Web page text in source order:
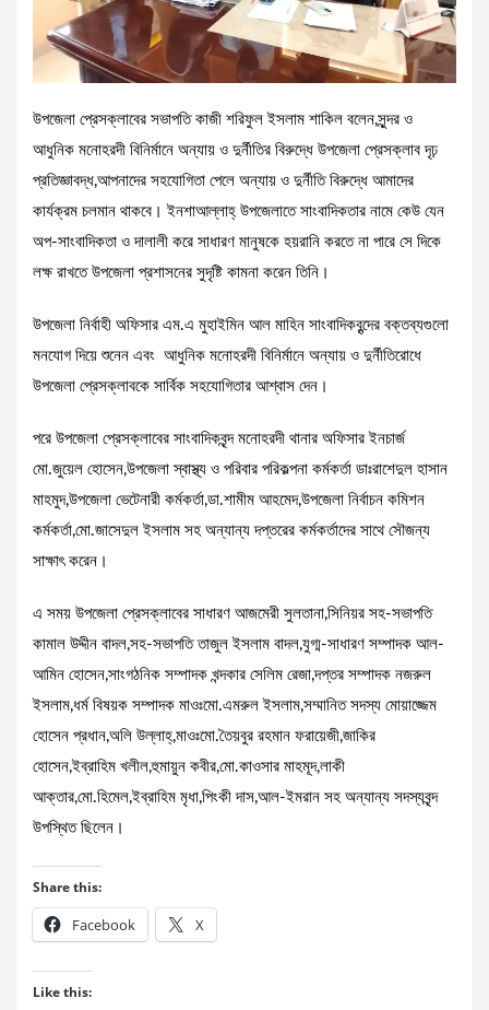
উপজেলা প্রেসক্লাবের সভাপতি কাজী শরিফুল ইসলাম শাকিল বলেন,সুন্দর ও
আধুনিক মনোহরদী বিনির্মানে অন্যায় ও দুর্নীতির বিরুদ্ধে উপজেলা প্রেসক্লাব দৃঢ়
প্রতিজ্ঞাবদ্ধ,আপনাদের সহযোগিতা পেলে অন্যায় ও দুর্নীতি বিরুদ্ধে আমাদের
কার্যক্রম চলমান থাকবে। ইনশাআল্লাহ্ উপজেলাতে সাংবাদিকতার নামে কেউ যেন
অপ-সাংবাদিকতা ও দালালী করে সাধারণ মানুষকে হয়রানি করতে না পারে সে দিকে
লক্ষ রাখতে উপজেলা প্রশাসনের সুদৃষ্টি কামনা করেন তিনি।
উপজেলা নির্বাহী অফিসার এম.এ মুহাইমিন আল মাহিন সাংবাদিকবৃন্দের বক্তব্যগুলো
মনযোগ দিয়ে শুনেন এবং আধুনিক মনোহরদী বিনির্মানে অন্যায় ও দুর্নীতিরোধে
উপজেলা প্রেসক্লাবকে সার্বিক সহযোগিতার আশ্বাস দেন।
পরে উপজেলা প্রেসক্লাবের সাংবাদিকবৃন্দ মনোহরদী থানার অফিসার ইনচার্জ
মো.জুয়েল হোসেন,উপজেলা স্বাস্থ্য ও পরিবার পরিকল্পনা কর্মকর্তা ডাঃরাশেদুল হাসান
মাহমুদ,উপজেলা ভেটেনারী কর্মকর্তা,ডা.শামীম আহমেদ,উপজেলা নির্বাচন কমিশন
কর্মকর্তা,মো.জাসেদুল ইসলাম সহ অন্যান্য দপ্তরের কর্মকর্তাদের সাথে সৌজন্য
সাক্ষাৎ করেন।
এ সময় উপজেলা প্রেসক্লাবের সাধারণ আজমেরী সুলতানা,সিনিয়র সহ-সভাপতি
কামাল উদ্দীন বাদল,সহ-সভাপতি তাজুল ইসলাম বাদল,যুগ্ম-সাধারণ সম্পাদক আল-
আমিন হোসেন,সাংগঠনিক সম্পাদক খন্দকার সেলিম রেজা,দপ্তর সম্পাদক নজরুল
ইসলাম,ধর্ম বিষয়ক সম্পাদক মাওঃমো.এমরুল ইসলাম,সম্মানিত সদস্য মোয়াজ্জেম
হোসেন প্রধান,অলি উল্লাহ্,মাওঃমো.তৈয়বুর রহমান ফরায়েজী,জাকির
হোসেন,ইব্রাহিম খলীল,হুমায়ুন কবীর,মো.কাওসার মাহমূদ,লাকী
আক্তার,মো.হিমেল,ইব্রাহিম মৃধা,পিংকী দাস,আল-ইমরান সহ অন্যান্য সদস্যবৃন্দ
উপস্থিত ছিলেন।
Share this:
Facebook X
Like this: